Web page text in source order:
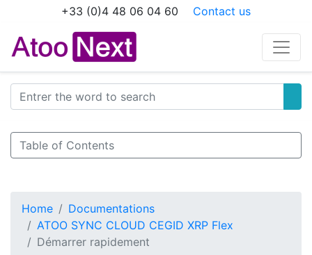
+33 (0)4 48 06 04 60 Contact us
Table of Contents
Home
Documentations
ATOO SYNC CLOUD CEGID XRP Flex
Démarrer rapidement